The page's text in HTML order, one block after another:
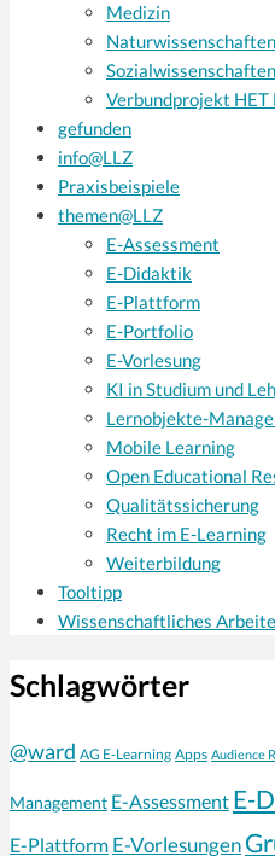
Medizin
Naturwissenschaften
Sozialwissenschaften
Verbundprojekt HET
gefunden
info@LLZ
Praxisbeispiele
themen@LLZ
E-Assessment
E-Didaktik
E-Plattform
E-Portfolio
E-Vorlesung
KI in Studium und
Lernobjekte-
Mobile Learning
Open Educational
Qualitätssicherung
Recht im E-Learning
Weiterbildung
Tooltipp
Wissenschaftliches
Schlagwörter
@ward AG E-Learning Apps Audience
Management E-Assessment E-
E-Plattform E-Vorlesungen